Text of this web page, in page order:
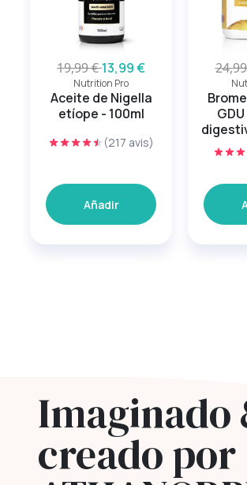
19,99 €13,99 €
Nutrition Pro
Aceite de Nigella
etíope - 100ml
(217 avis)
Añadir
Imaginado
creado por